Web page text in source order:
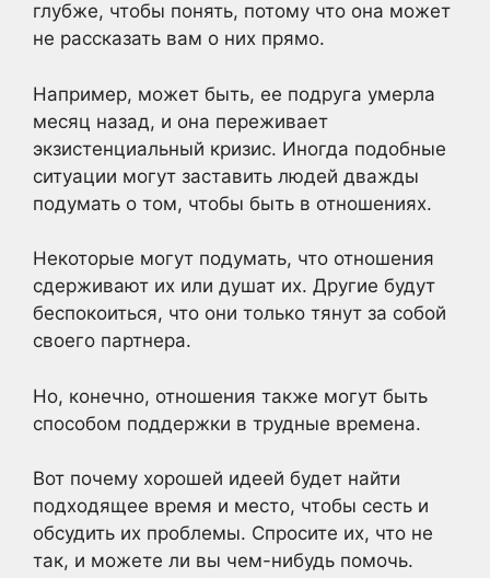
глубже, чтобы понять, потому что она может
не рассказать вам о них прямо.
Например, может быть, ее подруга умерла
месяц назад, и она переживает
экзистенциальный кризис. Иногда подобные
ситуации могут заставить людей дважды
подумать о том, чтобы быть в отношениях.
Некоторые могут подумать, что отношения
сдерживают их или душат их. Другие будут
беспокоиться, что они только тянут за собой
своего партнера.
Но, конечно, отношения также могут быть
способом поддержки в трудные времена.
Вот почему хорошей идеей будет найти
подходящее время и место, чтобы сесть и
обсудить их проблемы. Спросите их, что не
так, и можете ли вы чем-нибудь помочь.